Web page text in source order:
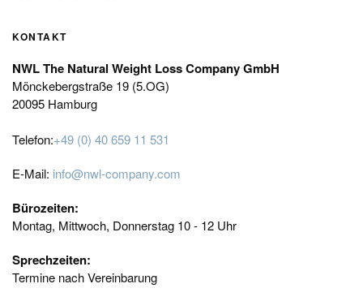
KONTAKT
NWL The Natural Weight Loss Company GmbH
Mönckebergstraße 19 (5.OG)
20095 Hamburg
Telefon:+49 (0) 40 659 11 531
E-Mail: info@nwl-company.com
Bürozeiten:
Montag, Mittwoch, Donnerstag 10 - 12 Uhr
Sprechzeiten:
Termine nach Vereinbarung